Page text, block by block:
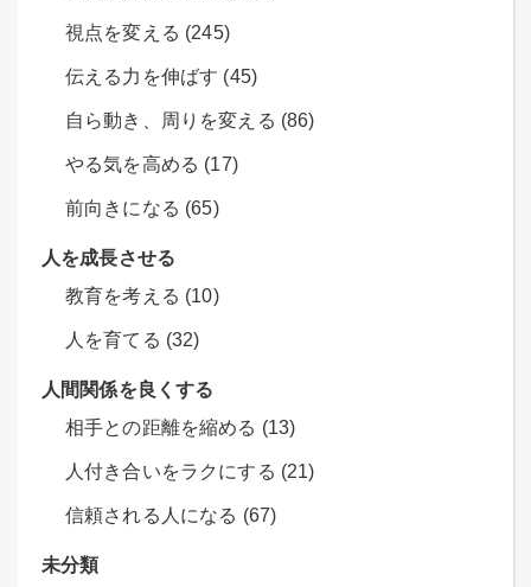
視点を変える (245)
伝える力を伸ばす (45)
自ら動き、周りを変える (86)
やる気を高める (17)
前向きになる (65)
人を成長させる
教育を考える (10)
人を育てる (32)
人間関係を良くする
相手との距離を縮める (13)
人付き合いをラクにする (21)
信頼される人になる (67)
未分類